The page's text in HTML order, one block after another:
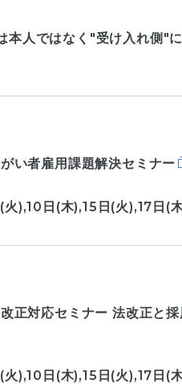
本人ではなく"受け入れ側
い者雇用課題解決セミナー
),10日(木),15日(火),17日(
正対応セミナー 法改正と
),10日(木),15日(火),17日(